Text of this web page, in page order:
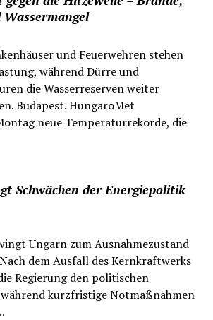
und Feuerwehren stehen
während Dürre und
die Wasserreserven weiter
Budapest. HungaroMet
neue Temperaturrekorde, die
Schwächen der Energiepolitik
Ungarn zum Ausnahmezustand
dem Ausfall des Kernkraftwerks
Regierung den politischen
kurzfristige Notmaßnahmen